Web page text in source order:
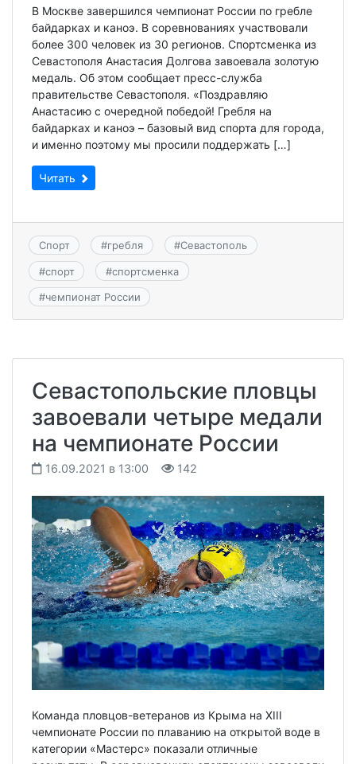
В Москве завершился чемпионат России по гребле
байдарках и каноэ. В соревнованиях участвовали
более 300 человек из 30 регионов. Спортсменка из
Севастополя Анастасия Долгова завоевала золотую
медаль. Об этом сообщает пресс-служба
правительстве Севастополя. «Поздравляю
Анастасию с очередной победой! Гребля на
байдарках и каноэ – базовый вид спорта для города,
и именно поэтому мы просили поддержать […]
Читать
Спорт #гребля #Севастополь
#спорт #спортсменка
#чемпионат России
Севастопольские пловцы
завоевали четыре медали
на чемпионате России
16.09.2021 в 13:00 142
Команда пловцов-ветеранов из Крыма на XIII
чемпионате России по плаванию на открытой воде в
категории «Мастерс» показали отличные